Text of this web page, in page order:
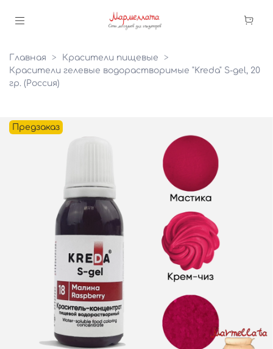
Главная
Красители пищевые
Красители гелевые водорастворимые "Kreda" S-gel, 20
гр. (Россия)
Предзаказ